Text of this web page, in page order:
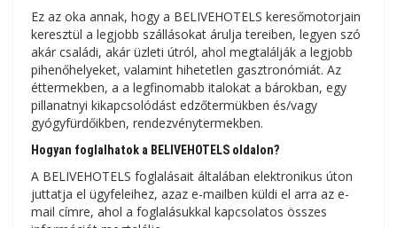
Ez az oka annak, hogy a BELIVEHOTELS keresőmotorjain
keresztül a legjobb szállásokat árulja tereiben, legyen szó
akár családi, akár üzleti útról, ahol megtalálják a legjobb
pihenőhelyeket, valamint hihetetlen gasztronómiát. Az
éttermekben, a a legfinomabb italokat a bárokban, egy
pillanatnyi kikapcsolódást edzőtermükben és/vagy
gyógyfürdőikben, rendezvénytermekben.
Hogyan foglalhatok a BELIVEHOTELS oldalon?
A BELIVEHOTELS foglalásait általában elektronikus úton
juttatja el ügyfeleihez, azaz e-mailben küldi el arra az e-
mail címre, ahol a foglalásukkal kapcsolatos összes